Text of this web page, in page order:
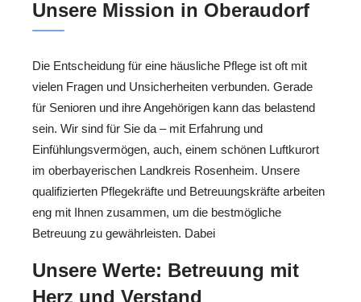
Unsere Mission in Oberaudorf
Die Entscheidung für eine häusliche Pflege ist oft mit
vielen Fragen und Unsicherheiten verbunden. Gerade
für Senioren und ihre Angehörigen kann das belastend
sein. Wir sind für Sie da – mit Erfahrung und
Einfühlungsvermögen, auch, einem schönen Luftkurort
im oberbayerischen Landkreis Rosenheim. Unsere
qualifizierten Pflegekräfte und Betreuungskräfte arbeiten
eng mit Ihnen zusammen, um die bestmögliche
Betreuung zu gewährleisten. Dabei
Unsere Werte: Betreuung mit
Herz und Verstand